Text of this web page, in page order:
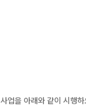
업을 아래와 같이 시행